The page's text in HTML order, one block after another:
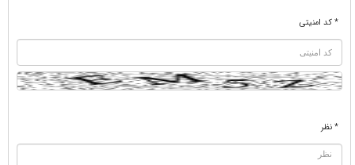
* کد امنیتی
* نظر